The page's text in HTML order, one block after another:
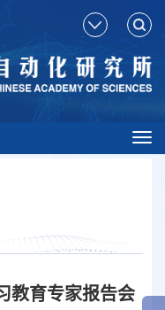
教育专家报告会